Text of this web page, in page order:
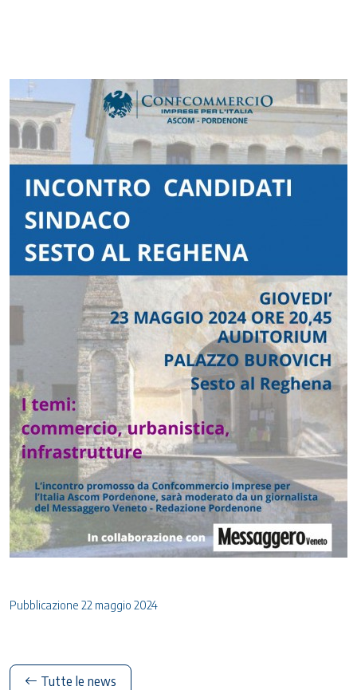
Pubblicazione 22 maggio 2024
Tutte le news